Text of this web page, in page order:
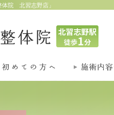
体院 北習志野店」